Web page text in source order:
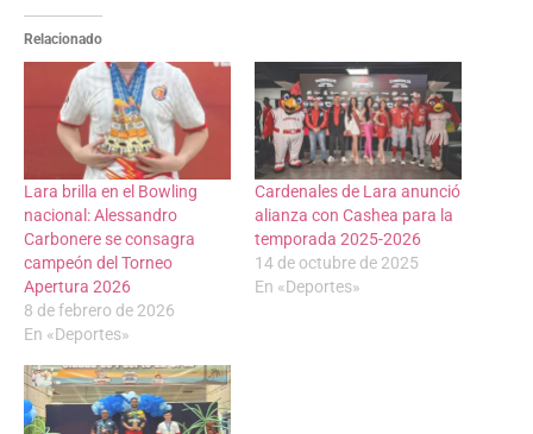
Relacionado
Lara brilla en el Bowling
nacional: Alessandro
Carbonere se consagra
campeón del Torneo
Apertura 2026
8 de febrero de 2026
En «Deportes»
Cardenales de Lara anunció
alianza con Cashea para la
temporada 2025-2026
14 de octubre de 2025
En «Deportes»